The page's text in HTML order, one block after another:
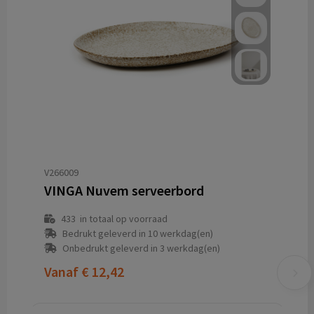
V266009
VINGA Nuvem serveerbord
433 in totaal op voorraad
Bedrukt geleverd in 10 werkdag(en)
Onbedrukt geleverd in 3 werkdag(en)
Vanaf € 12,42